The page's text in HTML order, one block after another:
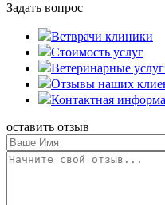
Задать вопрос
Ветврачи клиники
Стоимость услуг
Ветеринарные
Отзывы наших
Контактная
оставить отзыв